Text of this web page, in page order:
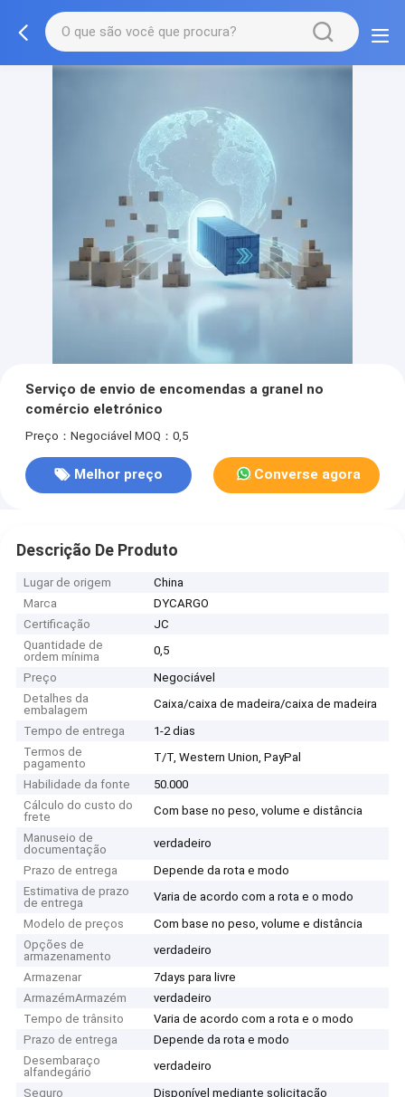
Serviço de envio de encomendas a granel no
comércio eletrónico
Preço：Negociável MOQ：0,5
Melhor preço Converse agora
Descrição De Produto
Lugar de origem
China
Marca
DYCARGO
Certificação
JC
Quantidade de
ordem mínima
0,5
Preço
Negociável
Detalhes da
embalagem
Caixa/caixa de madeira/caixa de madeira
Tempo de entrega
1-2 dias
Termos de
pagamento
T/T, Western Union, PayPal
Habilidade da fonte
50.000
Cálculo do custo do
frete
Com base no peso, volume e distância
Manuseio de
documentação
verdadeiro
Prazo de entrega
Depende da rota e modo
Estimativa de prazo
de entrega
Varia de acordo com a rota e o modo
Modelo de preços
Com base no peso, volume e distância
Opções de
armazenamento
verdadeiro
Armazenar
7days para livre
ArmazémArmazém
verdadeiro
Tempo de trânsito
Varia de acordo com a rota e o modo
Prazo de entrega
Depende da rota e modo
Desembaraço
alfandegário
verdadeiro
Seguro
Disponível mediante solicitação